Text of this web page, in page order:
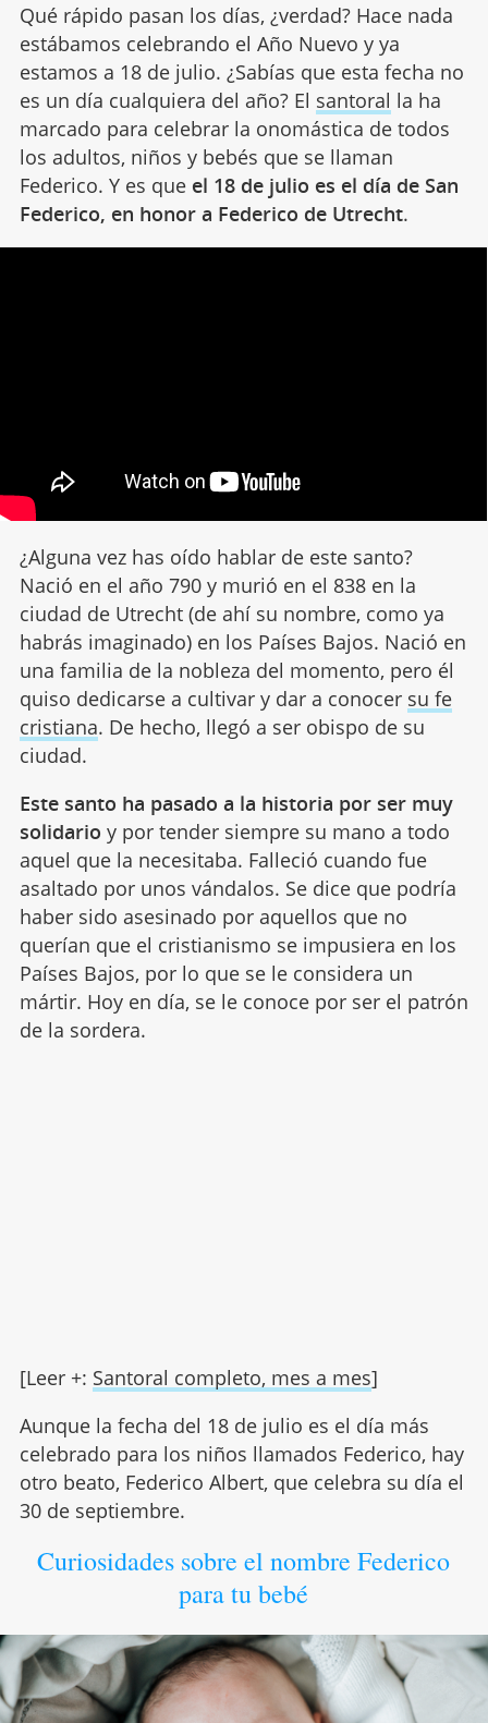
Qué rápido pasan los días, ¿verdad? Hace nada
estábamos celebrando el Año Nuevo y ya
estamos a 18 de julio. ¿Sabías que esta fecha no
es un día cualquiera del año? El santoral la ha
marcado para celebrar la onomástica de todos
los adultos, niños y bebés que se llaman
Federico. Y es que el 18 de julio es el día de San
Federico, en honor a Federico de Utrecht.
¿Alguna vez has oído hablar de este santo?
Nació en el año 790 y murió en el 838 en la
ciudad de Utrecht (de ahí su nombre, como ya
habrás imaginado) en los Países Bajos. Nació en
una familia de la nobleza del momento, pero él
quiso dedicarse a cultivar y dar a conocer su fe
cristiana. De hecho, llegó a ser obispo de su
ciudad.
Este santo ha pasado a la historia por ser muy
solidario y por tender siempre su mano a todo
aquel que la necesitaba. Falleció cuando fue
asaltado por unos vándalos. Se dice que podría
haber sido asesinado por aquellos que no
querían que el cristianismo se impusiera en los
Países Bajos, por lo que se le considera un
mártir. Hoy en día, se le conoce por ser el patrón
de la sordera.
[Leer +: Santoral completo, mes a mes]
Aunque la fecha del 18 de julio es el día más
celebrado para los niños llamados Federico, hay
otro beato, Federico Albert, que celebra su día el
30 de septiembre.
Curiosidades sobre el nombre Federico
para tu bebé